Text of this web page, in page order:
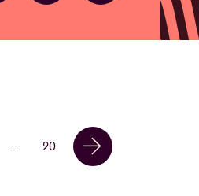
... 20